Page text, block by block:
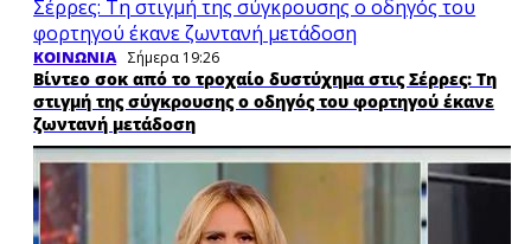
ΚΟΙΝΩΝΙΑ Σήμερα 19:26
Βίντεο σοκ από το τροχαίο δυστύχημα στις Σέρρες: Τη
στιγμή της σύγκρουσης ο οδηγός του φορτηγού έκανε
ζωντανή μετάδοση